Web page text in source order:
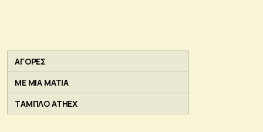
ΑΓΟΡΕΣ
ΜΕ ΜΙΑ ΜΑΤΙΑ
ΤΑΜΠΛΟ ATHEX